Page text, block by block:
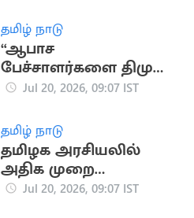
தமிழ் நாடு
“ஆபாச
பேச்சாளர்களை திமுக
வளர்த்து வருகிறது”..
Jul 20, 2026, 09:07 IST
தமிழ் நாடு
தமிழக அரசியலில்
அதிக முறை
சபாநாயகராக
Jul 20, 2026, 09:07 IST